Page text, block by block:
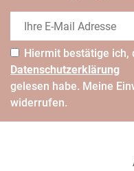
Hiermit bestätige ich,
Daten­schutz­erklärung
gelesen habe. Meine
widerrufen.